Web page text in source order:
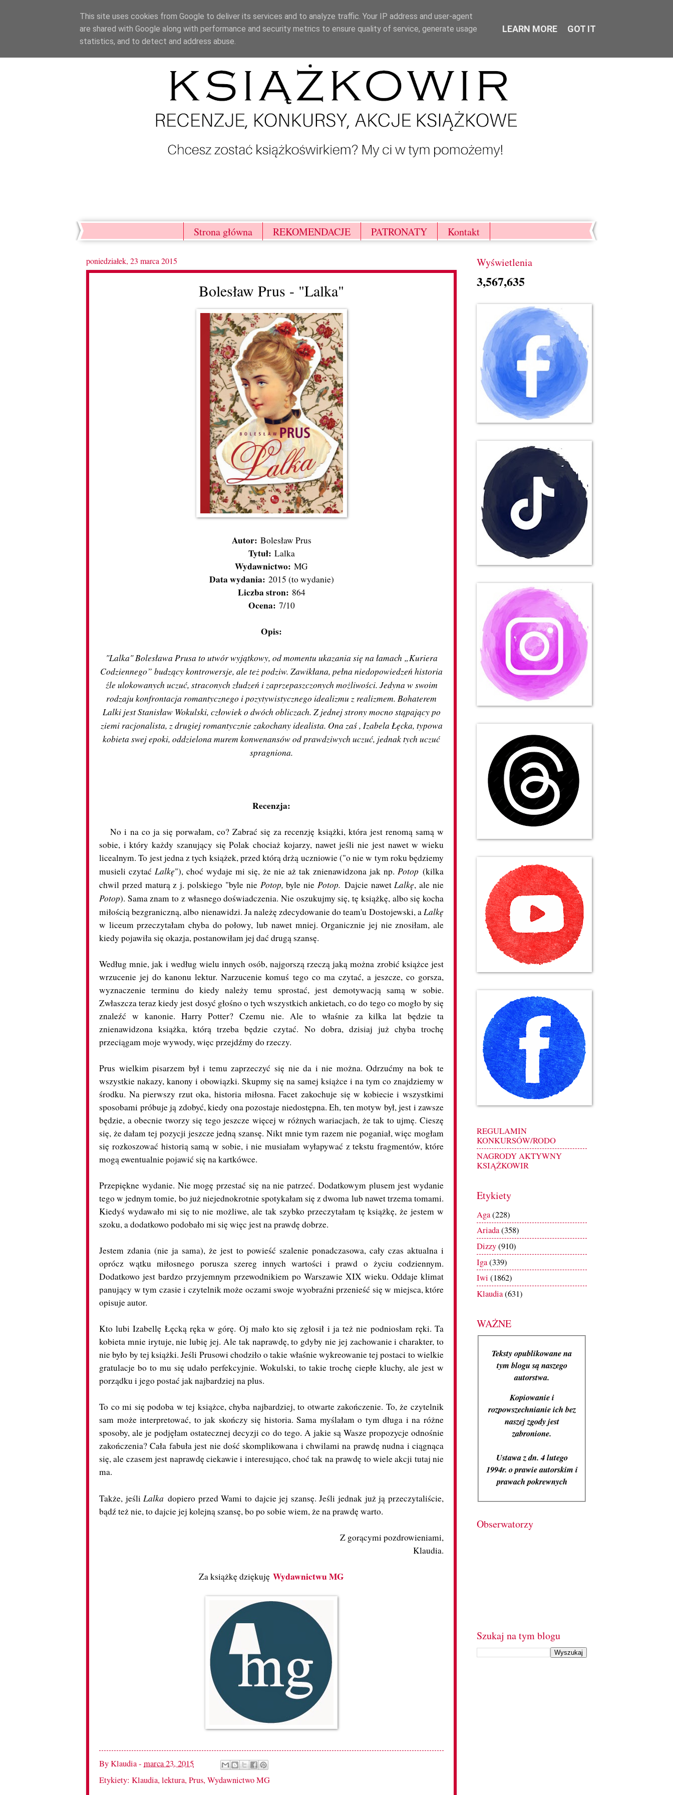
Strona główna REKOMENDACJE PATRONATY Kontakt
poniedziałek, 23 marca 2015
Bolesław Prus - "Lalka"
Autor: Bolesław Prus
Tytuł: Lalka
Wydawnictwo: MG
Data wydania: 2015 (to wydanie)
Liczba stron: 864
Ocena: 7/10
Opis:
"Lalka" Bolesława Prusa to utwór wyjątkowy, od momentu ukazania się na łamach „Kuriera
Codziennego” budzący kontrowersje, ale też podziw. Zawikłana, pełna niedopowiedzeń historia
źle ulokowanych uczuć, straconych złudzeń i zaprzepaszczonych możliwości. Jedyna w swoim
rodzaju konfrontacja romantycznego i pozytywistycznego idealizmu z realizmem. Bohaterem
Lalki jest Stanisław Wokulski, człowiek o dwóch obliczach. Z jednej strony mocno stąpający po
ziemi racjonalista, z drugiej romantycznie zakochany idealista. Ona zaś , Izabela Łęcka, typowa
kobieta swej epoki, oddzielona murem konwenansów od prawdziwych uczuć, jednak tych uczuć
spragniona.
Recenzja:
No i na co ja się porwałam, co? Zabrać się za recenzję książki, która jest renomą samą w
sobie, i który każdy szanujący się Polak chociaż kojarzy, nawet jeśli nie jest nawet w wieku
licealnym. To jest jedna z tych książek, przed którą drżą uczniowie ("o nie w tym roku będziemy
musieli czytać Lalkę"), choć wydaje mi się, że nie aż tak znienawidzona jak np. Potop (kilka
chwil przed maturą z j. polskiego "byle nie Potop,byle nie Potop. Dajcie nawet Lalkę, ale nie
Potop). Sama znam to z własnego doświadczenia. Nie oszukujmy się, tę książkę, albo się kocha
miłością bezgraniczną, albo nienawidzi. Ja należę zdecydowanie do team'u Dostojewski, a Lalkę
w liceum przeczytałam chyba do połowy, lub nawet mniej. Organicznie jej nie znosiłam, ale
kiedy pojawiła się okazja, postanowiłam jej dać drugą szansę.
Według mnie, jak i według wielu innych osób, najgorszą rzeczą jaką można zrobić książce jest
wrzucenie jej do kanonu lektur. Narzucenie komuś tego co ma czytać, a jeszcze, co gorsza,
wyznaczenie terminu do kiedy należy temu sprostać, jest demotywacją samą w sobie.
Zwłaszcza teraz kiedy jest dosyć głośno o tych wszystkich ankietach, co do tego co mogło by się
znaleźć w kanonie. Harry Potter? Czemu nie. Ale to właśnie za kilka lat będzie ta
znienawidzona książka, którą trzeba będzie czytać. No dobra, dzisiaj już chyba trochę
przeciągam moje wywody, więc przejdźmy do rzeczy.
Prus wielkim pisarzem był i temu zaprzeczyć się nie da i nie można. Odrzućmy na bok te
wszystkie nakazy, kanony i obowiązki. Skupmy się na samej książce i na tym co znajdziemy w
środku. Na pierwszy rzut oka, historia miłosna. Facet zakochuje się w kobiecie i wszystkimi
sposobami próbuje ją zdobyć, kiedy ona pozostaje niedostępna. Eh, ten motyw był, jest i zawsze
będzie, a obecnie tworzy się tego jeszcze więcej w różnych wariacjach, że tak to ujmę. Cieszę
się, że dałam tej pozycji jeszcze jedną szansę. Nikt mnie tym razem nie poganiał, więc mogłam
się rozkoszować historią samą w sobie, i nie musiałam wyłapywać z tekstu fragmentów, które
mogą ewentualnie pojawić się na kartkówce.
Przepiękne wydanie. Nie mogę przestać się na nie patrzeć. Dodatkowym plusem jest wydanie
tego w jednym tomie, bo już niejednokrotnie spotykałam się z dwoma lub nawet trzema tomami.
Kiedyś wydawało mi się to nie możliwe, ale tak szybko przeczytałam tę książkę, że jestem w
szoku, a dodatkowo podobało mi się więc jest na prawdę dobrze.
Jestem zdania (nie ja sama), że jest to powieść szalenie ponadczasowa, cały czas aktualna i
oprócz wątku miłosnego porusza szereg innych wartości i prawd o życiu codziennym.
Dodatkowo jest bardzo przyjemnym przewodnikiem po Warszawie XIX wieku. Oddaje klimat
panujący w tym czasie i czytelnik może oczami swoje wyobraźni przenieść się w miejsca, które
opisuje autor.
Kto lubi Izabellę Łęcką ręka w górę. Oj mało kto się zgłosił i ja też nie podniosłam ręki. Ta
kobieta mnie irytuje, nie lubię jej. Ale tak naprawdę, to gdyby nie jej zachowanie i charakter, to
nie było by tej książki. Jeśli Prusowi chodziło o takie właśnie wykreowanie tej postaci to wielkie
gratulacje bo to mu się udało perfekcyjnie. Wokulski, to takie trochę ciepłe kluchy, ale jest w
porządku i jego postać jak najbardziej na plus.
To co mi się podoba w tej książce, chyba najbardziej, to otwarte zakończenie. To, że czytelnik
sam może interpretować, to jak skończy się historia. Sama myślałam o tym długa i na różne
sposoby, ale je podjęłam ostatecznej decyzji co do tego. A jakie są Wasze propozycje odnośnie
zakończenia? Cała fabuła jest nie dość skomplikowana i chwilami na prawdę nudna i ciągnąca
się, ale czasem jest naprawdę ciekawie i interesująco, choć tak na prawdę to wiele akcji tutaj nie
ma.
Także, jeśli Lalka dopiero przed Wami to dajcie jej szansę. Jeśli jednak już ją przeczytaliście,
bądź też nie, to dajcie jej kolejną szansę, bo po sobie wiem, że na prawdę warto.
Z gorącymi pozdrowieniami,
Klaudia.
Za książkę dziękuję Wydawnictwu MG
ByKlaudia- marca 23, 2015
Etykiety: Klaudia,lektura,Prus,Wydawnictwo MG
Wyświetlenia
3,567,635
REGULAMIN
KONKURSÓW/RODO
NAGRODY AKTYWNY
KSIĄŻKOWIR
Etykiety
Aga(228)
Ariada(358)
Dizzy(910)
Iga(339)
Iwi (1862)
Klaudia(631)
WAŻNE
Teksty opublikowane na
tym blogu są naszego
autorstwa.
Kopiowanie i
rozpowszechnianie ich bez
naszej zgody jest
zabronione.
Ustawa z dn. 4 lutego
1994r. o prawie autorskim i
prawach pokrewnych
Obserwatorzy
Szukaj na tym blogu
This site uses cookies from Google to deliver its services and to analyze traffic. Your IP address and user-agent
are shared with Google along with performance and security metrics to ensure quality of service, generate usage
statistics, and to detect and address abuse.
LEARN MORE GOT IT